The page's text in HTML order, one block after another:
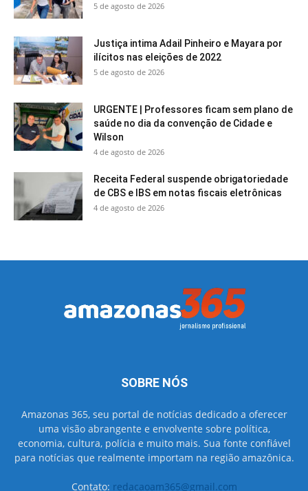
5 de agosto de 2026
Justiça intima Adail Pinheiro e Mayara por
ilícitos nas eleições de 2022
5 de agosto de 2026
URGENTE | Professores ficam sem plano de
saúde no dia da convenção de Cidade e
Wilson
4 de agosto de 2026
Receita Federal suspende obrigatoriedade
de CBS e IBS em notas fiscais eletrônicas
4 de agosto de 2026
SOBRE NÓS
Amazonas 365, seu portal de notícias dedicado a oferecer
uma visão abrangente e envolvente sobre política,
economia, cultura, polícia e muito mais. Sua fonte confiável
para notícias que realmente importam na região amazônica.
Contato: redacaoam365@gmail.com